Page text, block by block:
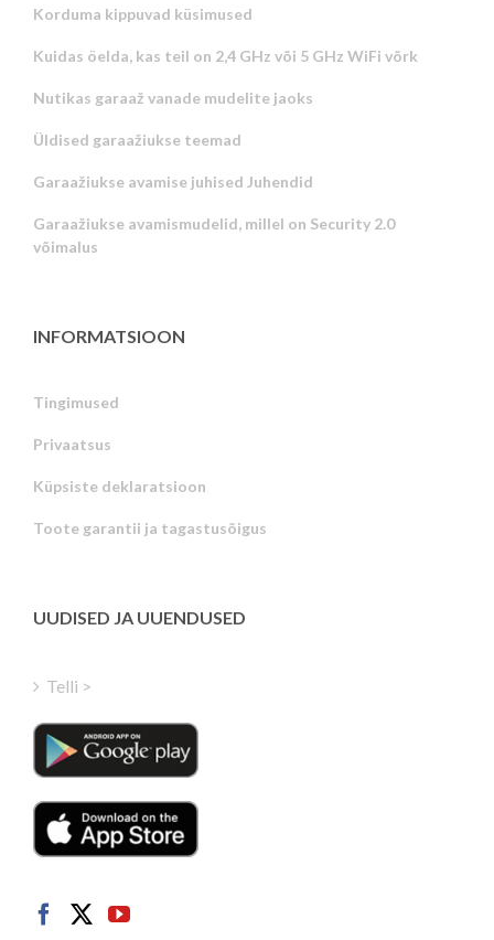
Korduma kippuvad küsimused
Kuidas öelda, kas teil on 2,4 GHz või 5 GHz WiFi võrk
Nutikas garaaž vanade mudelite jaoks
Üldised garaažiukse teemad
Garaažiukse avamise juhised Juhendid
Garaažiukse avamismudelid, millel on Security 2.0
võimalus
INFORMATSIOON
Tingimused
Privaatsus
Küpsiste deklaratsioon
Toote garantii ja tagastusõigus
UUDISED JA UUENDUSED
Telli >